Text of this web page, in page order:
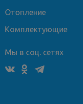
Отопление
Комплектующие
Мы в соц. сетях